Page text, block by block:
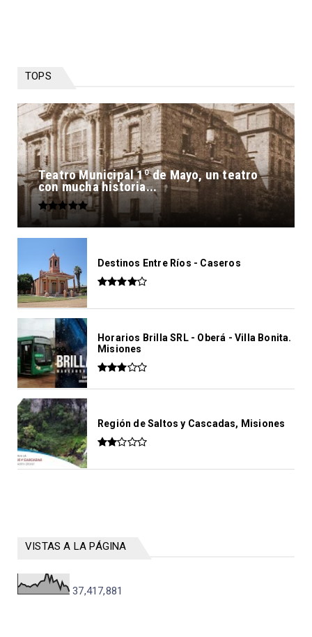
TOPS
Teatro Municipal 1º de Mayo, un teatro
con mucha historia...
Destinos Entre Ríos - Caseros
Horarios Brilla SRL - Oberá - Villa Bonita.
Misiones
Región de Saltos y Cascadas, Misiones